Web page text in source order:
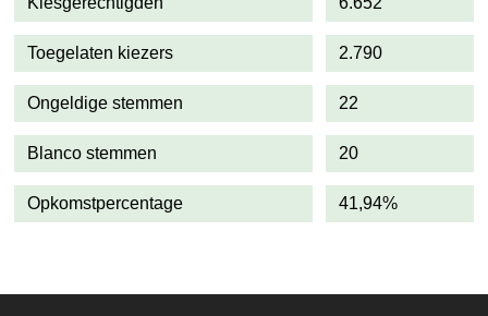
Toegelaten kiezers 2.790
Ongeldige stemmen 22
Blanco stemmen 20
Opkomstpercentage 41,94%